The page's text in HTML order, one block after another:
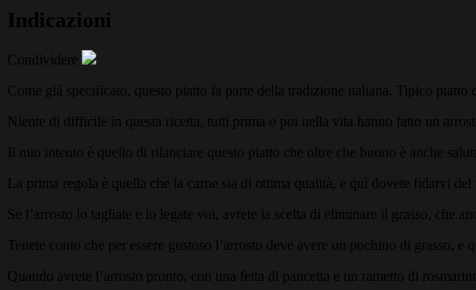
Indicazioni
Condividere
Come già specificato, questo piatto fa parte della tradizione italiana. Tipico
Niente di difficile in questa ricetta, tutti prima o poi nella vita hanno fatto un
Il mio intento è quello di rilanciare questo piatto che oltre che buono è anche
La prima regola è quella che la carne sia di ottima qualità, e quì dovete fidarvi del
Se l’arrosto lo tagliate e lo legate voi, avrete la scelta di eliminare il grasso, che
Tenete conto che per essere gustoso l’arrosto deve avere un pochino di grasso,
Quando avrete l’arrosto pronto, con una fetta di pancetta e un rametto di